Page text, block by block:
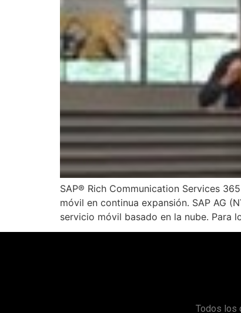
SAP® Rich Communication Services
móvil en continua expansión. SAP AG
servicio móvil basado en la nube. Para
Todos los